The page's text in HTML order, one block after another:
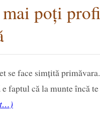
poți
se face simțită
e faptul că la munte încă